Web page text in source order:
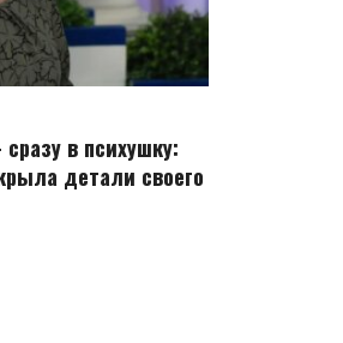
в психушку:
детали своего